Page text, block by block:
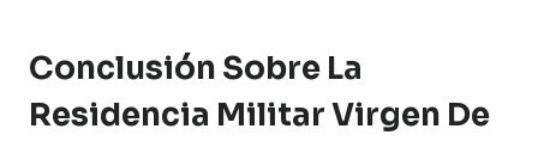
Conclusión Sobre La
Residencia Militar Virgen De